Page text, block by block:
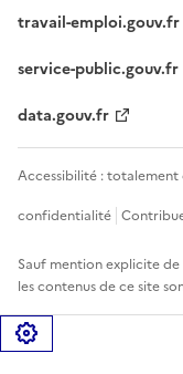
travail-emploi.gouv.fr
service-public.gouv.fr
data.gouv.fr
Accessibilité :
confidentialité
Sauf mention explicite
les contenus de ce site
Gérer les cookies